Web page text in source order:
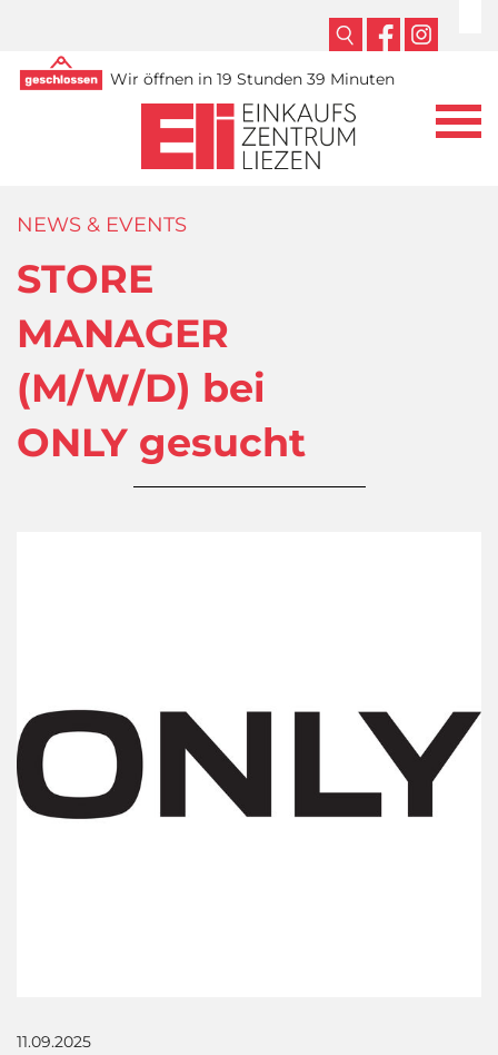
Wir öffnen in 19 Stunden 39 Minuten
NEWS & EVENTS
STORE
MANAGER
(M/W/D) bei
ONLY gesucht
11.09.2025